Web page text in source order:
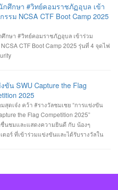
รรษ วิลามาตย์ ทำคะแนนได้ 500 คะแนน
นในครั้งนี้ RERU CYBER
โนโลยีสารสนเทศ มหาวิทยาลัยราชภัฏ
ารรักษาความมั่นคงปลอดภัยไซเบอร์แห่ง
Capture the Flag Competition
ม 2568 (จัดการแข่งขันในรูปแบบออนไลน์
วิชาวิศวกรรมคอมพิวเตอร์ คณะ
รวิโรฒ ร่วมกับ บริษัท ACIS Professional
ยการที่ 3. การแข่งขัน Mini CTF ระหว่างผู้
รุ่นที่ 4 ซึ่งจัดขึ้นในระหว่างวันที่ 19–20
ศึกษาชั้นปีที่ 3 ได้รับ #รางวัล_MVP ผู้ที่
) จัดโดย #สำนักงานคณะกรรมการการ
ฉลิมพระชนมพรรษา 28 กรกฎาคม 2568 ณ
ภัฏอุบลราชธานี โดยมีท่าน รอง
รบดี เป็นประธานในพิธีถวายพระพร
น #คณะวิทยาการคอมพิวเตอร์
ลัยราชภัฏอุบลราชธานี
กศึกษา #วิทย์คอมราชภัฏอุบล เข้า
รรม NCSA CTF Boot Camp 2025
ศึกษา #วิทย์คอมราชภัฏอุบล เข้าร่วม
CTF Boot Camp 2025 รุ่นที่ 4 จุดไฟ
ขัน SWU Capture the Flag
2025
สุดเจ๋ง คว้า #รางวัลชมเชย “การแข่งขัน
the Flag Competition 2025”
ชื่นชมและแสดงความยินดี กับ น้องๆ
อร์ ที่เข้าร่วมแข่งขันและได้รับรางวัลใน
ำการแข่งขันในโครงการจำนวน 60 ทีม